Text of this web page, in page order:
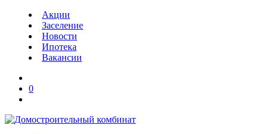
Акции
Заселение
Новости
Ипотека
Вакансии
0